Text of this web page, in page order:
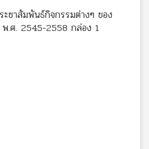
ชาสัมพันธ์กิจกรรมต่างๆ ของ
.ศ. 2545-2558 กล่อง 1